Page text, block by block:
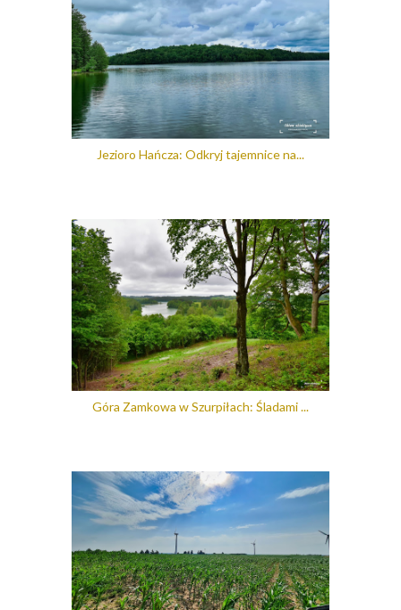
Jezioro Hańcza: Odkryj tajemnice na...
Góra Zamkowa w Szurpiłach: Śladami ...